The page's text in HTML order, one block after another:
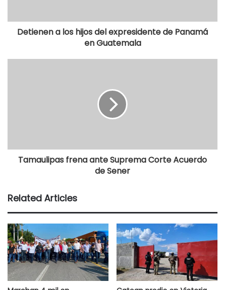
Detienen a los hijos del expresidente de Panamá
en Guatemala
Tamaulipas frena ante Suprema Corte Acuerdo
de Sener
Related Articles